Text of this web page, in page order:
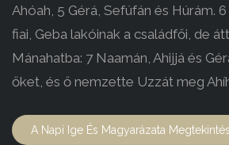
Ahóah, 5 Gérá, Sefúfán és Húrám.
fiai, Geba lakóinak a családfői, de
Mánahatba: 7 Naamán, Ahijjá és
őket, és ő nemzette Uzzát meg
A Napi Ige És Magyarázata